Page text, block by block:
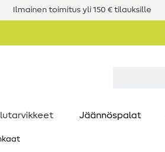
Ilmainen toimitus yli 150 € tilauksille
Jäännöspalat